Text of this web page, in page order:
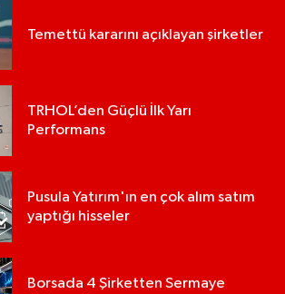
Temettü kararını açıklayan şirketler
TRHOL’den Güçlü İlk Yarı
Performans
Pusula Yatırım'ın en çok alım satım
yaptığı hisseler
Borsada 4 Şirketten Sermaye